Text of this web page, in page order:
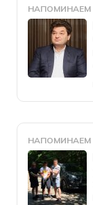
НАПОМИНАЕМ
НАПОМИНАЕМ